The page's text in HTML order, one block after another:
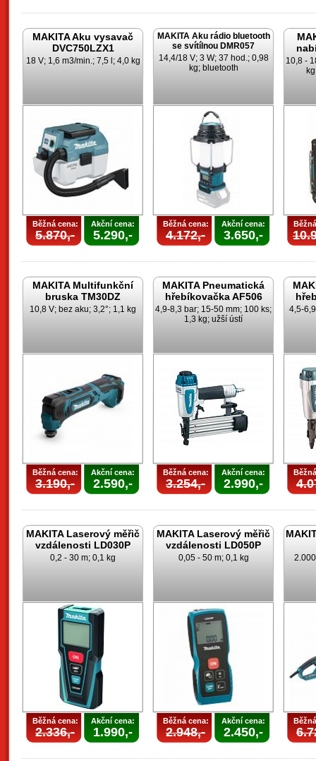
MAKITA Aku vysavač
DVC750LZX1
18 V; 1,6 m3/min.; 7,5 l; 4,0 kg
Běžná cena:
5.870,-
Akční cena:
5.290,-
MAKITA Aku rádio bluetooth
se svítílnou DMR057
14,4/18 V; 3 W; 37 hod.; 0,98
kg; bluetooth
Běžná cena:
4.172,-
Akční cena:
3.650,-
10,8 -
MAKITA Multifunkční
bruska TM30DZ
10,8 V; bez aku; 3,2°; 1,1 kg
Běžná cena:
3.190,-
Akční cena:
2.590,-
MAKITA Pneumatická
hřebíkovačka AF506
4,9-8,3 bar; 15-50 mm; 100 ks;
1,3 kg; užší ústí
Běžná cena:
3.254,-
Akční cena:
2.990,-
4,5-
MAKITA Laserový měřič
vzdálenosti LD030P
0,2 - 30 m; 0,1 kg
Běžná cena:
2.336,-
Akční cena:
1.990,-
MAKITA Laserový měřič
vzdálenosti LD050P
0,05 - 50 m; 0,1 kg
Běžná cena:
2.948,-
Akční cena:
2.450,-